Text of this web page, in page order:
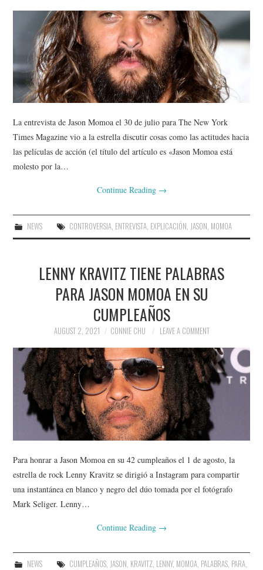
SPORTS
TECHNOLOGY
La entrevista de Jason Momoa el 30 de julio para The New York
Times Magazine vio a la estrella discutir cosas como las actitudes hacia
las películas de acción (el título del artículo es «Jason Momoa está
molesto por la…
Continue Reading →
NEWS CONTROVERSIA, ENTREVISTA, EXPLICACIÓN, JASON, MOMOA
LENNY KRAVITZ TIENE PALABRAS
PARA JASON MOMOA EN SU
CUMPLEAÑOS
AUGUST 2, 2021 CONNIE CHU LEAVE A COMMENT
Para honrar a Jason Momoa en su 42 cumpleaños el 1 de agosto, la
estrella de rock Lenny Kravitz se dirigió a Instagram para compartir
una instantánea en blanco y negro del dúo tomada por el fotógrafo
Mark Seliger. Lenny…
Continue Reading →
NEWS CUMPLEAÑOS, JASON, KRAVITZ, LENNY, MOMOA, PALABRAS, PARA,